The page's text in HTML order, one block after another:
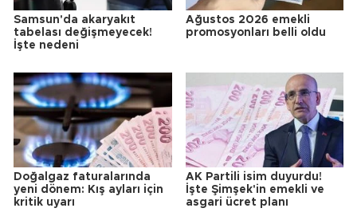
Samsun'da akaryakıt
tabelası değişmeyecek!
İşte nedeni
Ağustos 2026 emekli
promosyonları belli oldu
Doğalgaz faturalarında
yeni dönem: Kış ayları için
kritik uyarı
AK Partili isim duyurdu!
İşte Şimşek'in emekli ve
asgari ücret planı